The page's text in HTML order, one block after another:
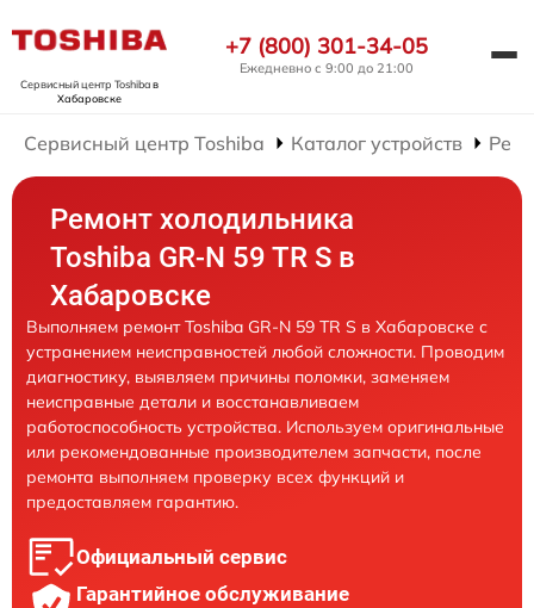
Сервисный центр Toshibaв
Хабаровске
+7 (800) 301-34-05
Ежедневно с 9:00 до 21:00
Сервисный центр Toshiba Каталог устройств
Ремонт холодильника
Toshiba GR-N 59 TR S в
Хабаровске
Выполняем ремонт Toshiba GR-N 59 TR S в Хабаровске с
устранением неисправностей любой сложности. Проводим
диагностику, выявляем причины поломки, заменяем
неисправные детали и восстанавливаем
работоспособность устройства. Используем оригинальные
или рекомендованные производителем запчасти, после
ремонта выполняем проверку всех функций и
предоставляем гарантию.
Официальный сервис
Гарантийное обслуживание